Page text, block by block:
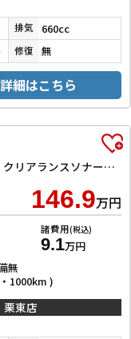
排気 660cc
ック 修復 無
詳細はこちら
ハイブリッドG 届出済未使用車 禁煙車 クリアランスソナー オートクルーズコントロール レーンアシスト 衝突被害軽減システム オートライト スマートキー アイドリングストップ 電動格納ミラー シートヒーター
146.9万円
諸費用(税込)
9.1万円
無
1000km )
栗東店